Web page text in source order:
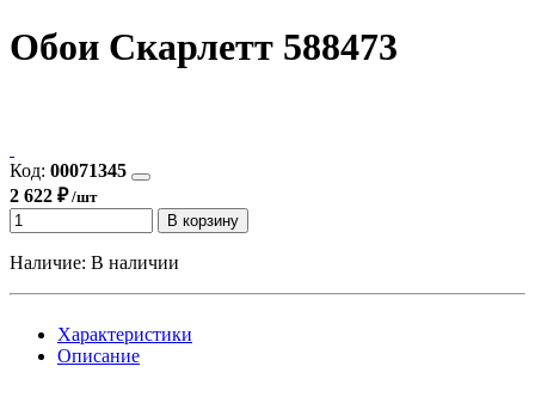
Обои Скарлетт 588473
Код: 00071345
2 622 ₽/шт
В корзину
Наличие: В наличии
Характеристики
Описание